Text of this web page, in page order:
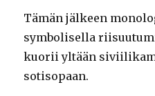
Tämän jälkeen
symbolisella
kuorii yltään
sotisopaan.